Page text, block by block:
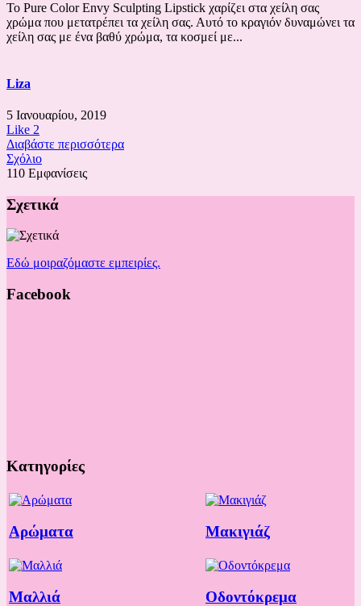
Το Pure Color Envy Sculpting Lipstick χαρίζει στα χείλη σας
χρώμα που μετατρέπει τα χείλη σας. Αυτό το κραγιόν δυναμώνει τα
χείλη σας με ένα βαθύ χρώμα, τα κοσμεί με...
Liza
5 Ιανουαρίου, 2019
Like 2
Διαβάστε περισσότερα
Σχόλιο
110 Εμφανίσεις
Σχετικά
Εδώ μοιραζόμαστε εμπειρίες.
Facebook
Κατηγορίες
Αρώματα Μακιγιάζ
Μαλλιά Οδοντόκρεμα